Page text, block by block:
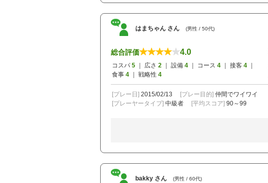
はまちゃん さん (男性 / 50代)
総合評価 4.0
コスパ 5 ｜ 広さ 2 ｜ 設備 4 ｜ コース 4 ｜ 接客 4
食事 4 ｜ 戦略性 4
[プレー日] 2015/02/13 [プレー目的] 仲間でワイワイ
[プレーヤータイプ] 中級者 [平均スコア] 90～99
bakky さん (男性 / 60代)